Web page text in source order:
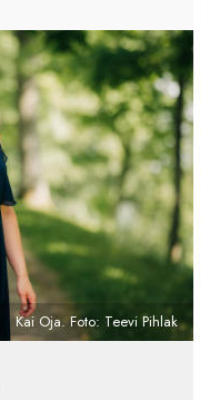
Kai Oja. Foto: Teevi Pihlak